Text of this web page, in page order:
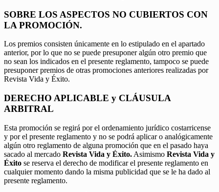
SOBRE LOS ASPECTOS NO CUBIERTOS CON
LA PROMOCIÓN.
Los premios consisten únicamente en lo estipulado en el apartado
anterior, por lo que no se puede presuponer algún otro premio que
no sean los indicados en el presente reglamento, tampoco se puede
presuponer premios de otras promociones anteriores realizadas por
Revista Vida y Éxito.
DERECHO APLICABLE y CLÁUSULA
ARBITRAL
Esta promoción se regirá por el ordenamiento jurídico costarricense
y por el presente reglamento y no se podrá aplicar o analógicamente
algún otro reglamento de alguna promoción que en el pasado haya
sacado al mercado Revista Vida y Éxito. Asimismo Revista Vida y
Éxito se reserva el derecho de modificar el presente reglamento en
cualquier momento dando la misma publicidad que se le ha dado al
presente reglamento.